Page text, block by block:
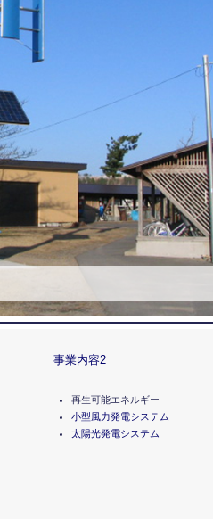
事業内容2
再生可能エネルギー
小型風力発電システム
太陽光発電システム